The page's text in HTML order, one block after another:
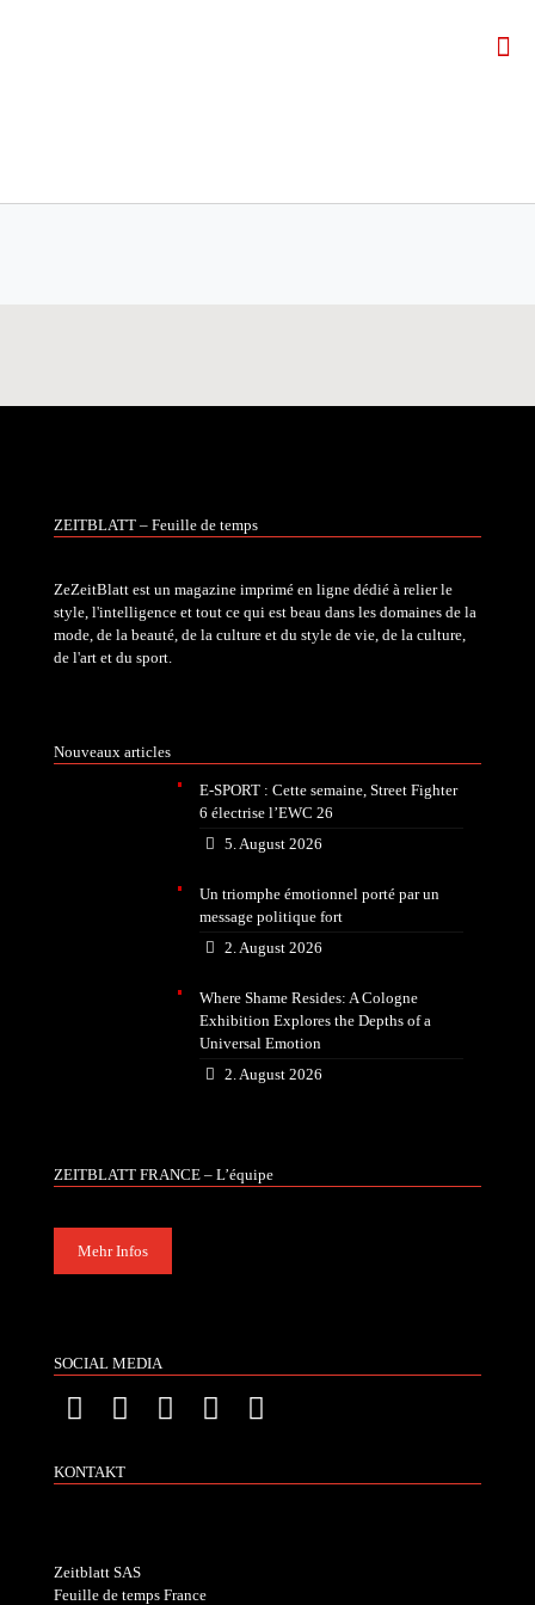
ZEITBLATT – Feuille de temps
ZeZeitBlatt est un magazine imprimé en ligne dédié à relier le
style, l'intelligence et tout ce qui est beau dans les domaines de la
mode, de la beauté, de la culture et du style de vie, de la culture,
de l'art et du sport.
Nouveaux articles
E-SPORT : Cette semaine, Street Fighter
6 électrise l’EWC 26
5. August 2026
Un triomphe émotionnel porté par un
message politique fort
2. August 2026
Where Shame Resides: A Cologne
Exhibition Explores the Depths of a
Universal Emotion
2. August 2026
ZEITBLATT FRANCE – L’équipe
Mehr Infos
SOCIAL MEDIA
KONTAKT
Zeitblatt SAS
Feuille de temps France